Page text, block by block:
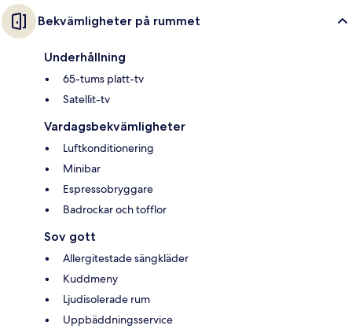
Bekvämligheter på rummet
Underhållning
65-tums platt-tv
Satellit-tv
Vardagsbekvämligheter
Luftkonditionering
Minibar
Espressobryggare
Badrockar och tofflor
Sov gott
Allergitestade sängkläder
Kuddmeny
Ljudisolerade rum
Uppbäddningsservice